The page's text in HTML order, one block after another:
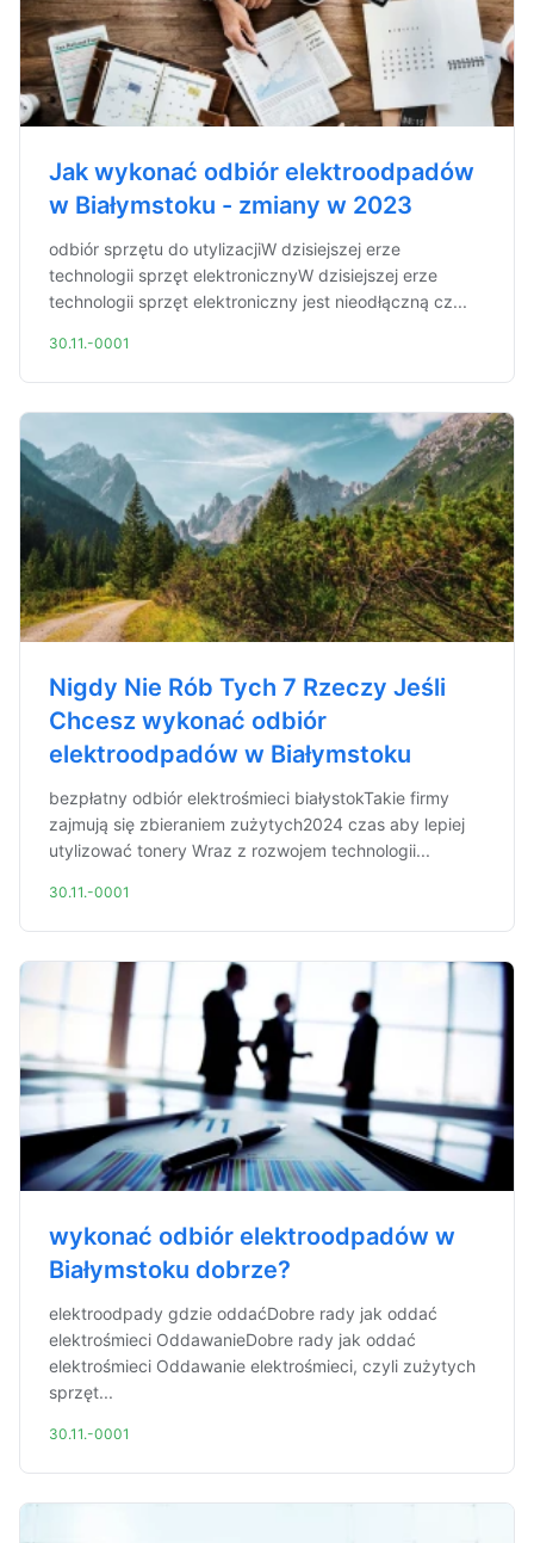
Jak wykonać odbiór elektroodpadów
w Białymstoku - zmiany w 2023
odbiór sprzętu do utylizacjiW dzisiejszej erze
technologii sprzęt elektronicznyW dzisiejszej erze
technologii sprzęt elektroniczny jest nieodłączną cz...
30.11.-0001
Nigdy Nie Rób Tych 7 Rzeczy Jeśli
Chcesz wykonać odbiór
elektroodpadów w Białymstoku
bezpłatny odbiór elektrośmieci białystokTakie firmy
zajmują się zbieraniem zużytych2024 czas aby lepiej
utylizować tonery Wraz z rozwojem technologii...
30.11.-0001
wykonać odbiór elektroodpadów w
Białymstoku dobrze?
elektroodpady gdzie oddaćDobre rady jak oddać
elektrośmieci OddawanieDobre rady jak oddać
elektrośmieci Oddawanie elektrośmieci, czyli zużytych
sprzęt...
30.11.-0001